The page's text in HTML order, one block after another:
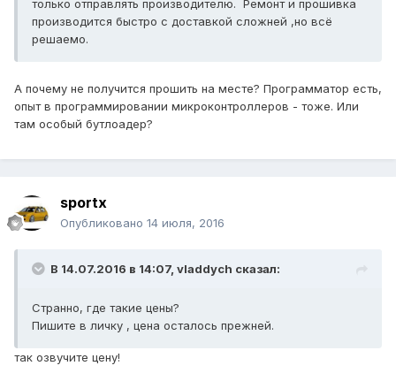
только отправлять производителю. Ремонт и прошивка
производится быстро с доставкой сложней ,но всё
решаемо.
А почему не получится прошить на месте? Программатор есть,
опыт в программировании микроконтроллеров - тоже. Или
там особый бутлоадер?
sportx
Опубликовано 14 июля, 2016
В 14.07.2016 в 14:07, vladdych сказал:
Странно, где такие цены?
Пишите в личку , цена осталось прежней.
так озвучите цену!